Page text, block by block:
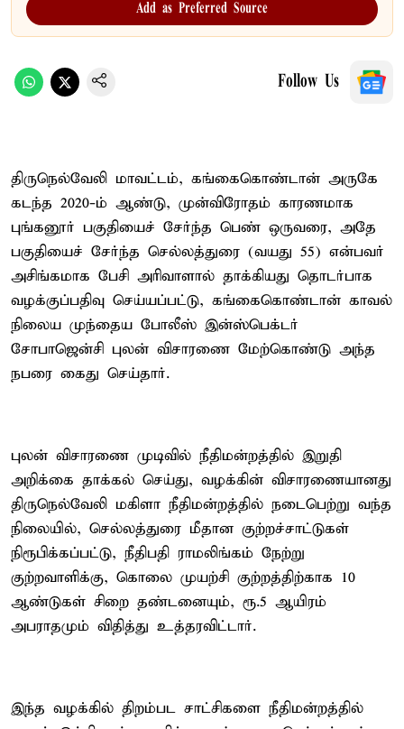
Add as Preferred Source
Follow Us
திருநெல்வேலி மாவட்டம், கங்கைகொண்டான் அருகே
கடந்த 2020-ம் ஆண்டு, முன்விரோதம் காரணமாக
புங்கனூர் பகுதியைச் சேர்ந்த பெண் ஒருவரை, அதே
பகுதியைச் சேர்ந்த செல்லத்துரை (வயது 55) என்பவர்
அசிங்கமாக பேசி அரிவாளால் தாக்கியது தொடர்பாக
வழக்குப்பதிவு செய்யப்பட்டு, கங்கைகொண்டான் காவல்
நிலைய முந்தைய போலீஸ் இன்ஸ்பெக்டர்
சோபாஜென்சி புலன் விசாரணை மேற்கொண்டு அந்த
நபரை கைது செய்தார்.
புலன் விசாரணை முடிவில் நீதிமன்றத்தில் இறுதி
அறிக்கை தாக்கல் செய்து, வழக்கின் விசாரணையானது
திருநெல்வேலி மகிளா நீதிமன்றத்தில் நடைபெற்று வந்த
நிலையில், செல்லத்துரை மீதான குற்றச்சாட்டுகள்
நிரூபிக்கப்பட்டு, நீதிபதி ராமலிங்கம் நேற்று
குற்றவாளிக்கு, கொலை முயற்சி குற்றத்திற்காக 10
ஆண்டுகள் சிறை தண்டனையும், ரூ.5 ஆயிரம்
அபராதமும் விதித்து உத்தரவிட்டார்.
இந்த வழக்கில் திறம்பட சாட்சிகளை நீதிமன்றத்தில்